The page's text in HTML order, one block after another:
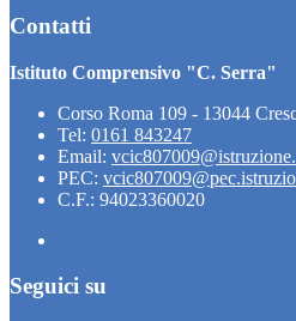
Contatti
Istituto Comprensivo "C. Serra"
Corso Roma 109 - 13044
Tel: 0161 843247
Email:
PEC:
C.F.: 94023360020
Seguici su